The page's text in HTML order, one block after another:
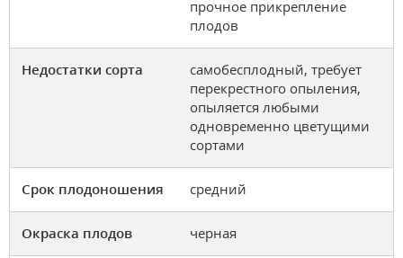
прочное прикрепление
плодов
Недостатки сорта
самобесплодный, требует
перекрестного опыления,
опыляется любыми
одновременно цветущими
сортами
Срок плодоношения средний
Окраска плодов черная